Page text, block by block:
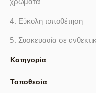
4. Εύκολη τοποθέτηση
5. Συσκευασία σε
Κατηγορία
Τοποθεσία